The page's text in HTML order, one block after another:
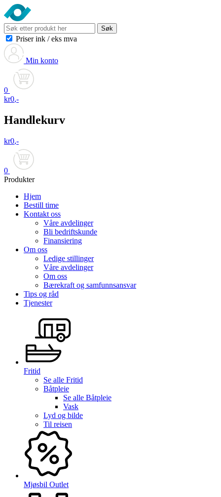
Søk
Priser ink / eks mva
Min konto
0
kr0,-
Handlekurv
kr0,-
0
Produkter
Hjem
Bestill time
Kontakt oss
Våre avdelinger
Bli bedriftskunde
Finansiering
Om oss
Ledige stillinger
Våre avdelinger
Om oss
Bærekraft og samfunnsansvar
Tips og råd
Tjenester
Fritid
Se alle Fritid
Båtpleie
Se alle Båtpleie
Vask
Lyd og bilde
Til reisen
Mjøsbil Outlet